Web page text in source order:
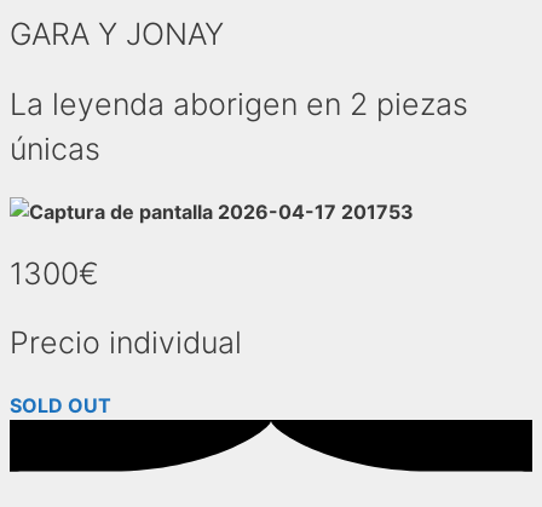
GARA Y JONAY
La leyenda aborigen en 2 piezas
únicas
1300€
Precio individual
SOLD OUT